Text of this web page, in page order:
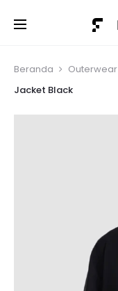
Beranda Outerwear
Jacket Black